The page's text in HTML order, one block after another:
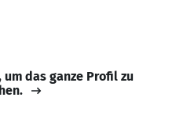
um das ganze Profil zu